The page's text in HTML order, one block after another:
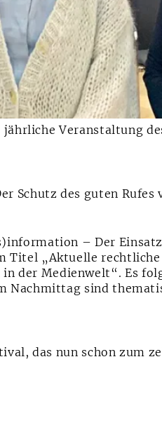
jährliche Veranstaltung
Schutz des guten
– Der
Titel „Aktuelle
der Medienwelt“. Es
Nachmittag sind
das nun schon zum